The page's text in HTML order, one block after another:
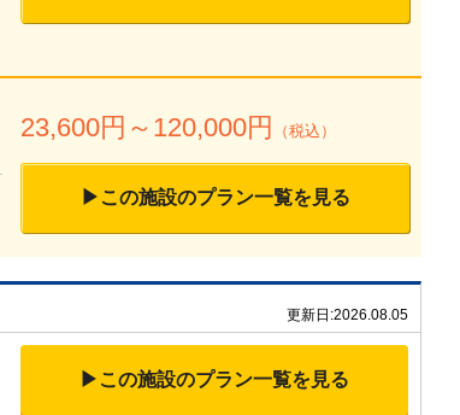
23,600円～ 120,000円 （税込）
▶この施設のプラン一覧を見る
更新日:2026.08.05
▶この施設のプラン一覧を見る